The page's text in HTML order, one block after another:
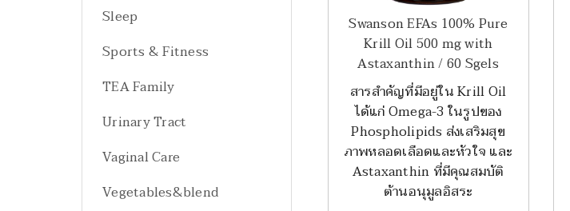
Sleep
Sports & Fitness
TEA Family
Urinary Tract
Vaginal Care
Vegetables&blend
Swanson EFAs 100% Pure
Krill Oil 500 mg with
Astaxanthin / 60 Sgels
สารสำคัญที่มีอยู่ใน Krill Oil
ได้แก่ Omega-3 ในรูปของ
Phospholipids ส่งเสริมสุข
ภาพหลอดเลือดและหัวใจ และ
Astaxanthin ที่มีคุณสมบัติ
ต้านอนุมูลอิสระ